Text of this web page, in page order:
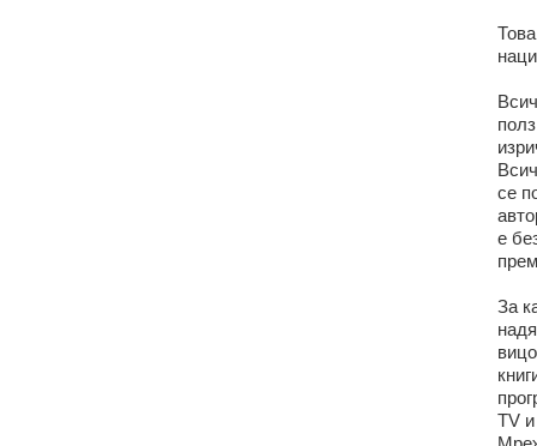
се
е
За
TV